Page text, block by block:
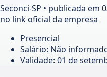
Seconci-SP • publicada em
no link oficial da empresa
Presencial
Salário: Não
Validade: 01 de